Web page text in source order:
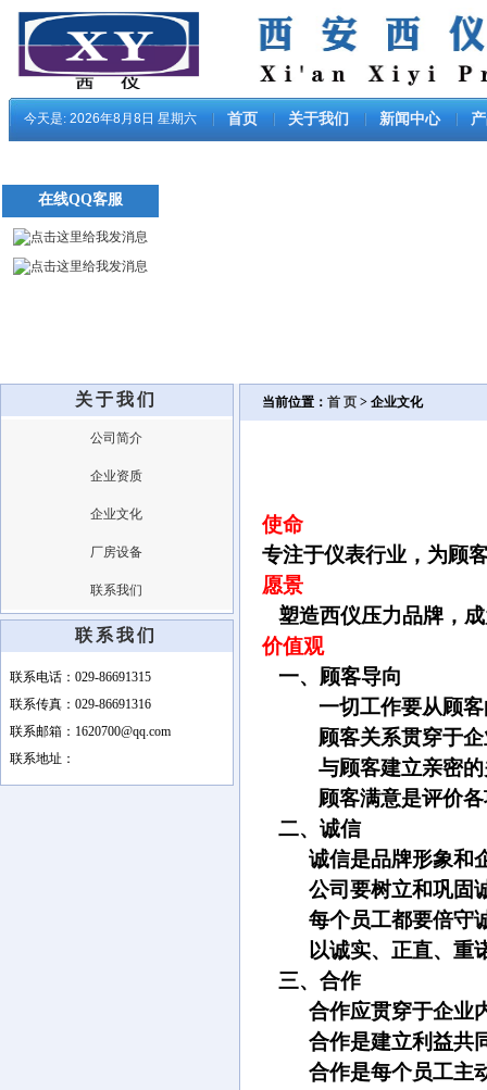
今天是: 2026年8月8日 星期六 首页 关于我们 新闻中心
关于我们
公司简介
企业资质
企业文化
厂房设备
联系我们
联系我们
联系电话：029-86691315
联系传真：029-86691316
联系邮箱：1620700@qq.com
联系地址：
当前位置： 首 页 > 企业文化
使命
专注于仪表行业，为顾
愿景
塑造西仪压力品牌，
价值观
一、 顾客导向
一切工作要从顾
顾客关系贯穿于
与顾客建立亲密
顾客满意是评价
二、 诚信
诚信是品牌形象和
公司要树立和巩固
每个员工都要倍守
以诚实、正直、重
三、 合作
合作应贯穿于企业
合作是建立利益共
合作是每个员工主
在线QQ客服